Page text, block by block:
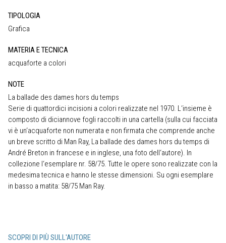
TIPOLOGIA
Grafica
MATERIA E TECNICA
acquaforte a colori
NOTE
La ballade des dames hors du temps
Serie di quattordici incisioni a colori realizzate nel 1970. L‘insieme è
composto di diciannove fogli raccolti in una cartella (sulla cui facciata
vi è un‘acquaforte non numerata e non firmata che comprende anche
un breve scritto di Man Ray, La ballade des dames hors du temps di
André Breton in francese e in inglese, una foto dell‘autore). In
collezione l‘esemplare nr. 58/75. Tutte le opere sono realizzate con la
medesima tecnica e hanno le stesse dimensioni. Su ogni esemplare
in basso a matita: 58/75 Man Ray.
SCOPRI DI PIÙ SULL'AUTORE